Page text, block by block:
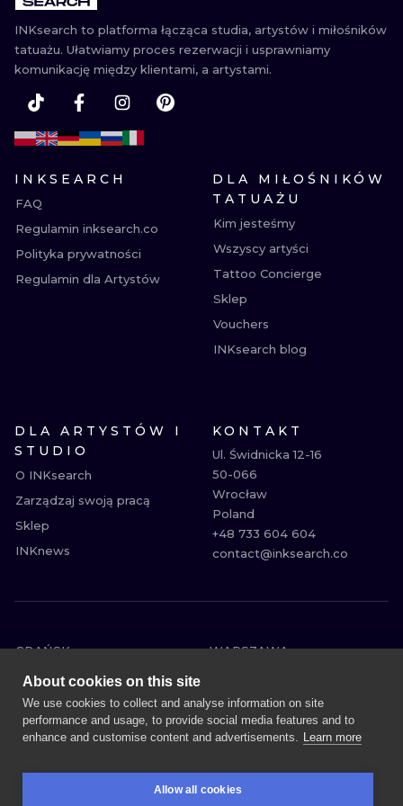
INKsearch to platforma łącząca studia, artystów i miłośników
tatuażu. Ułatwiamy proces rezerwacji i usprawniamy
komunikację między klientami, a artystami.
INKSEARCH
FAQ
Regulamin inksearch.co
Polityka prywatności
Regulamin dla Artystów
DLA MIŁOŚNIKÓW
TATUAŻU
Kim jesteśmy
Wszyscy artyści
Tattoo Concierge
Sklep
Vouchers
INKsearch blog
DLA ARTYSTÓW I
STUDIO
O INKsearch
Zarządzaj swoją pracą
Sklep
INKnews
KONTAKT
Ul. Świdnicka 12-16
50-066
Wrocław
Poland
+48 733 604 604
contact@inksearch.co
GDAŃSK
WARSZAWA
POZNAŃ
KATOWICE
WROCŁAW
ŁÓDŹ
BERLIN
EDYNBURG
PRAGA
About cookies on this site
We use cookies to collect and analyse information on site
performance and usage, to provide social media features and to
enhance and customise content and advertisements. Learn more
Allow all cookies